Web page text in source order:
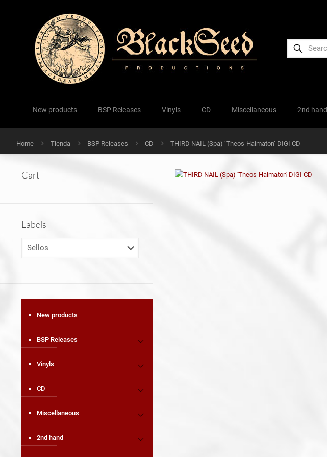
New products BSP Releases Vinyls CD Miscellaneous 2nd hand
Home Tienda BSP Releases CD THIRD NAIL (Spa) ‘Theos-Haimaton’ DIGI CD
Cart
Labels
New products
BSP Releases
Vinyls
CD
Miscellaneous
2nd hand